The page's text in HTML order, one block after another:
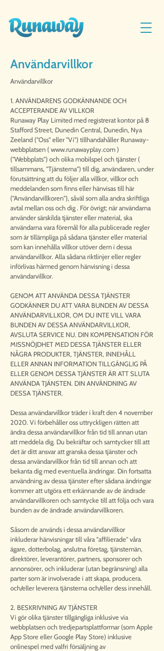
Användarvillkor​
Användarvillkor
1. ANVÄNDARENS GODKÄNNANDE OCH
ACCEPTERANDE AV VILLKOR
Runaway Play Limited med registrerat kontor på 8
Stafford Street, Dunedin Central, Dunedin, Nya
Zeeland ("Oss" eller "Vi") tillhandahåller Runaway-
webbplatsen (www.runawayplay.com)
("Webbplats") och olika mobilspel och tjänster (
tillsammans, "Tjänsterna") till dig, användaren, under
förutsättning att du följer alla villkor, villkor och
meddelanden som finns eller hänvisas till här
("Användarvillkoren"), såväl som alla andra skriftliga
avtal mellan oss och dig . För övrigt; när användarna
använder särskilda tjänster eller material, ska
användarna vara föremål för alla publicerade regler
som är tillämpliga på sådana tjänster eller material
som kan innehålla villkor utöver dem i dessa
användarvillkor. Alla sådana riktlinjer eller regler
införlivas härmed genom hänvisning i dessa
användarvillkor.
GENOM ATT ANVÄNDA DESSA TJÄNSTER
GODKÄNNER DU ATT VARA BUNDEN AV DESSA
ANVÄNDARVILLKOR, OM DU INTE VILL VARA
BUNDEN AV DESSA ANVÄNDARVILLKOR,
AVSLUTA SERVICE NU. DIN KOMPENSATION FÖR
MISSNÖJDHET MED DESSA TJÄNSTER ELLER
NÅGRA PRODUKTER, TJÄNSTER, INNEHÅLL
ELLER ANNAN INFORMATION TILLGÄNGLIG PÅ
ELLER GENOM DESSA TJÄNSTER ÄR ATT SLUTA
ANVÄNDA TJÄNSTEN. DIN ANVÄNDNING AV
DESSA TJÄNSTER.
Dessa användarvillkor träder i kraft den 4 november
2020. Vi förbehåller oss uttryckligen rätten att
ändra dessa användarvillkor från tid till annan utan
att meddela dig. Du bekräftar och samtycker till att
det är ditt ansvar att granska dessa tjänster och
dessa användarvillkor från tid till annan och att
bekanta dig med eventuella ändringar. Din fortsatta
användning av dessa tjänster efter sådana ändringar
kommer att utgöra ett erkännande av de ändrade
användarvillkoren och samtycke till att följa och vara
bunden av de ändrade användarvillkoren.
Såsom de används i dessa användarvillkor
inkluderar hänvisningar till våra "affilierade" våra
ägare, dotterbolag, anslutna företag, tjänstemän,
direktörer, leverantörer, partners, sponsorer och
annonsörer, och inkluderar (utan begränsning) alla
parter som är involverade i att skapa, producera.
och/eller leverera tjänsterna och/eller dess innehåll.
2. BESKRIVNING AV TJÄNSTER
Vi gör olika tjänster tillgängliga inklusive via
webbplatsen och tredjepartsplattformar (som Apple
App Store eller Google Play Store) inklusive
onlinespel med valfri försäljning av